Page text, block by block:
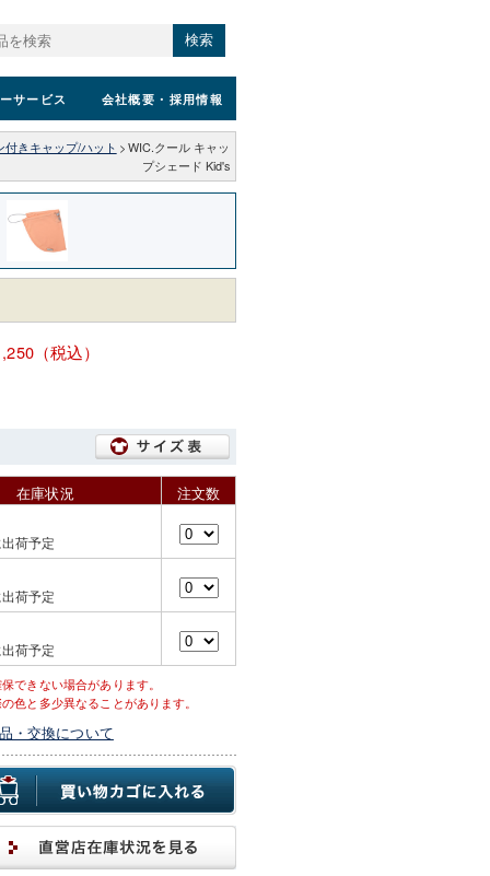
検索
サービス 会社概要 ・採用情報
付きキャップ/ハット > WIC.クール キャッ
プシェード Kid's
（税込）
在庫状況 注文数
荷予定
荷予定
荷予定
できない場合があります。
色と多少異なることがあります。
・交換について